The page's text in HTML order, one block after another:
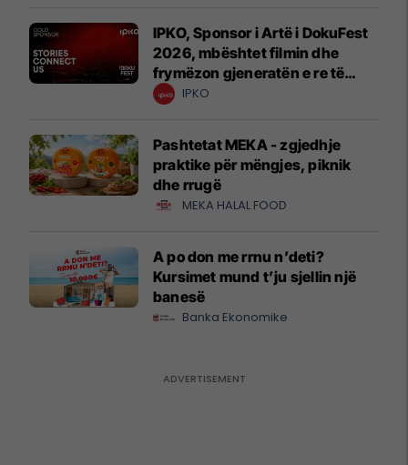
IPKO, Sponsor i Artë i DokuFest
2026, mbështet filmin dhe
frymëzon gjeneratën e re të
krijuesve
IPKO
Pashtetat MEKA - zgjedhje
praktike për mëngjes, piknik
dhe rrugë
MEKA HALAL FOOD
A po don me rrnu n’deti?
Kursimet mund t’ju sjellin një
banesë
Banka Ekonomike